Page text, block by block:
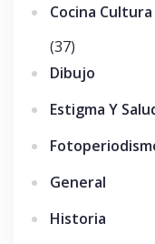
Cocina
(37)
Dibujo
Estigma Y
General
Historia